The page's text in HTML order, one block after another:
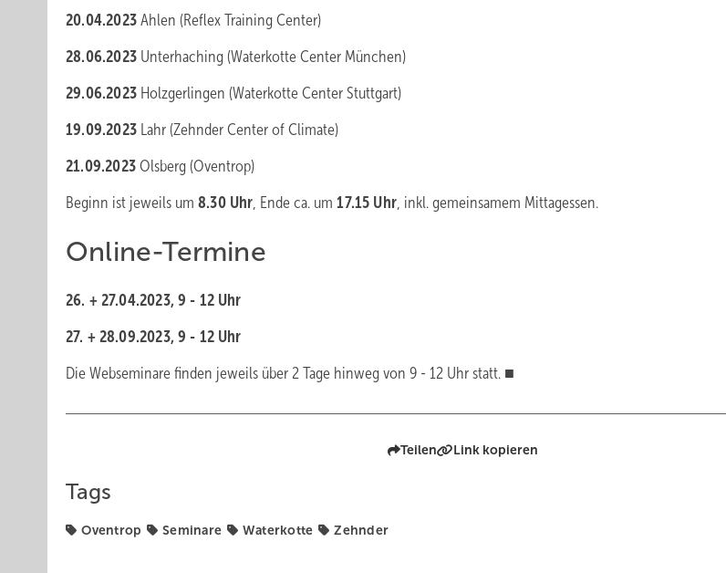
20.04.2023Ahlen (Reflex Training Center)
28.06.2023 Unterhaching (Waterkotte Center München)
29.06.2023 Holzgerlingen (Waterkotte Center Stuttgart)
19.09.2023 Lahr (Zehnder Center of Climate)
21.09.2023 Olsberg (Oventrop)
Beginn ist jeweils um 8.30 Uhr, Ende ca. um17.15 Uhr, inkl. gemeinsamem Mittagessen.
Online-Termine
26. + 27.04.2023, 9 - 12 Uhr
27. + 28.09.2023, 9 - 12 Uhr
Die Webseminare finden jeweils über 2 Tage hinweg von 9 - 12 Uhr statt. ■
Teilen Link kopieren
Tags
Oventrop Seminare Waterkotte Zehnder